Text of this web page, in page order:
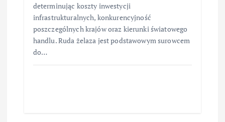
determinując koszty inwestycji
infrastrukturalnych, konkurencyjność
poszczególnych krajów oraz kierunki światowego
handlu. Ruda żelaza jest podstawowym surowcem
do…